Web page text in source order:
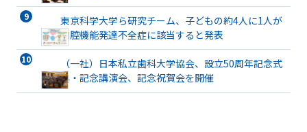
東京科学大学ら研究チーム、子どもの約4人に1人が
口腔機能発達不全症に該当すると発表
（一社）日本私立歯科大学協会、設立50周年記念式
典・記念講演会、記念祝賀会を開催